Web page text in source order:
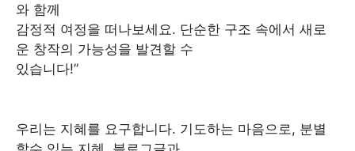
와 함께
감정적 여정을 떠나보세요. 단순한 구조 속에서 새로
운 창작의 가능성을 발견할 수
있습니다!”
우리는 지혜를 요구합니다. 기도하는 마음으로, 분별